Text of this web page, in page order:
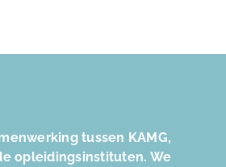
tussen KAMG,
opleidingsinstituten. We